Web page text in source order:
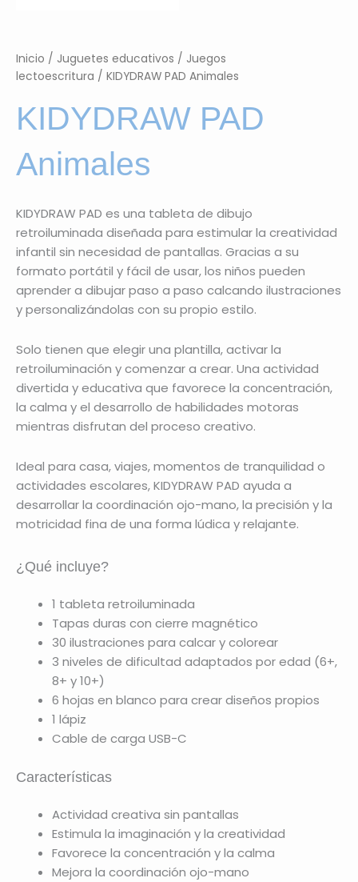
Inicio / Juguetes educativos / Juegos
lectoescritura / KIDYDRAW PAD Animales
KIDYDRAW PAD
Animales
KIDYDRAW PAD es una tableta de dibujo
retroiluminada diseñada para estimular la creatividad
infantil sin necesidad de pantallas. Gracias a su
formato portátil y fácil de usar, los niños pueden
aprender a dibujar paso a paso calcando ilustraciones
y personalizándolas con su propio estilo.
Solo tienen que elegir una plantilla, activar la
retroiluminación y comenzar a crear. Una actividad
divertida y educativa que favorece la concentración,
la calma y el desarrollo de habilidades motoras
mientras disfrutan del proceso creativo.
Ideal para casa, viajes, momentos de tranquilidad o
actividades escolares, KIDYDRAW PAD ayuda a
desarrollar la coordinación ojo-mano, la precisión y la
motricidad fina de una forma lúdica y relajante.
¿Qué incluye?
1 tableta retroiluminada
Tapas duras con cierre magnético
30 ilustraciones para calcar y colorear
3 niveles de dificultad adaptados por edad (6+,
8+ y 10+)
6 hojas en blanco para crear diseños propios
1 lápiz
Cable de carga USB-C
Características
Actividad creativa sin pantallas
Estimula la imaginación y la creatividad
Favorece la concentración y la calma
Mejora la coordinación ojo-mano